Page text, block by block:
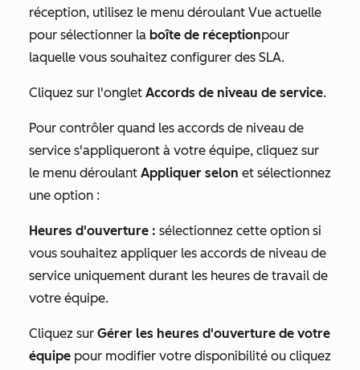
réception, utilisez le menu déroulant Vue actuelle
pour sélectionner la boîte de réceptionpour
laquelle vous souhaitez configurer des SLA.
Cliquez sur l'onglet Accords de niveau de service.
Pour contrôler quand les accords de niveau de
service s'appliqueront à votre équipe, cliquez sur
le menu déroulant Appliquer selon et sélectionnez
une option :
Heures d'ouverture : sélectionnez cette option si
vous souhaitez appliquer les accords de niveau de
service uniquement durant les heures de travail de
votre équipe.
Cliquez sur Gérer les heures d'ouverture de votre
équipe pour modifier votre disponibilité ou cliquez